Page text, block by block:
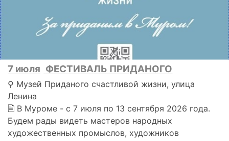
7 июля ФЕСТИВАЛЬ ПРИДАНОГО
⚲ Музей Приданого счастливой жизни, улица
Ленина
🗎 В Муроме - с 7 июля по 13 сентября 2026 года.
Будем рады видеть мастеров народных
художественных промыслов, художников